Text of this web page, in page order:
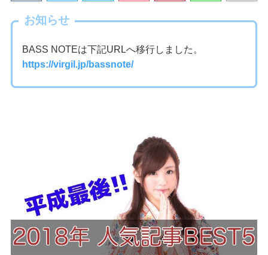
お知らせ
BASS NOTEは下記URLへ移行しました。
https://virgil.jp/bassnote/